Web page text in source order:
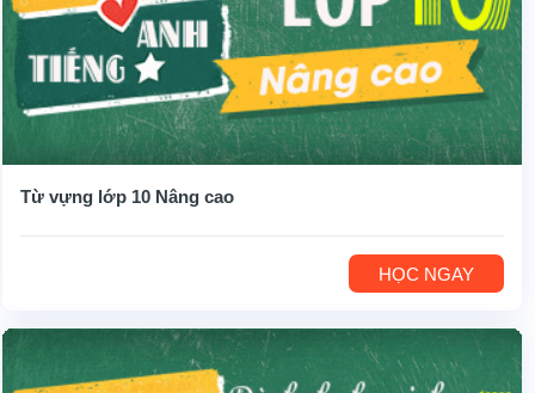
Từ vựng lớp 10 Nâng cao
HỌC NGAY